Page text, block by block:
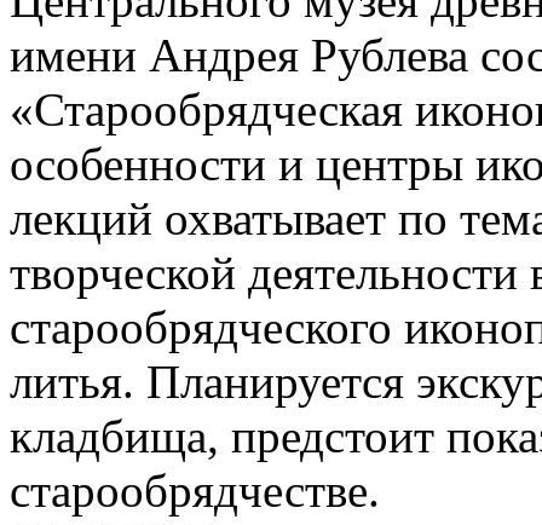
имени Андрея Рублева
«Старообрядческая
особенности и центры
лекций охватывает по
творческой
старообрядческого
литья. Планируется
кладбища, предстоит
старообрядчестве.